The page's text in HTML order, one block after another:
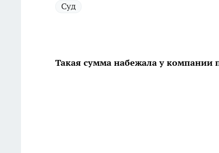
Суд
Такая сумма набежала у компании